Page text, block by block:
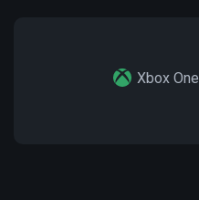
Xbox One